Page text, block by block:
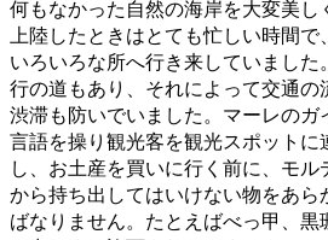
何もなかった自然の海岸を大変美
上陸したときはとても忙しい時間で
いろいろな所へ行き来していました
行の道もあり、それによって交通の
渋滞も防いでいました。マーレの
言語を操り観光客を観光スポットに
し、お土産を買いに行く前に、モ
から持ち出してはいけない物をあ
ばなりません。たとえばべっ甲、